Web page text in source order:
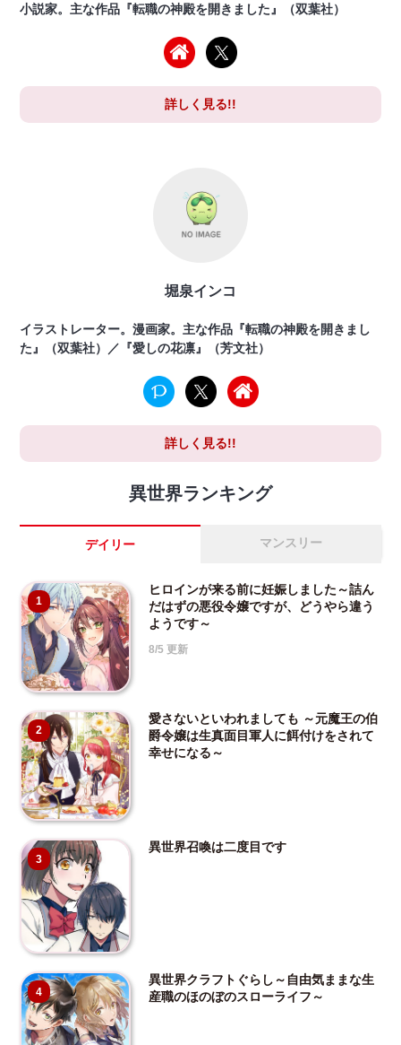
小説家。主な作品『転職の神殿を開きました』（双葉社）
詳しく見る!!
堀泉インコ
イラストレーター。漫画家。主な作品『転職の神殿を開きまし
た』（双葉社）／『愛しの花凛』（芳文社）
詳しく見る!!
異世界ランキング
デイリー マンスリー
1
ヒロインが来る前に妊娠しました～詰ん
だはずの悪役令嬢ですが、どうやら違う
ようです～
8/5 更新
2
愛さないといわれましても ～元魔王の伯
爵令嬢は生真面目軍人に餌付けをされて
幸せになる～
3
異世界召喚は二度目です
4
異世界クラフトぐらし～自由気ままな生
産職のほのぼのスローライフ～